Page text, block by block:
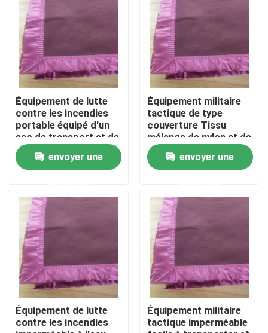
À la maison
Produits
Vidéos
Équipement de lutte
contre les incendies
portable équipé d'un
sac de transport et de
poches internes en
option envoyer une
Équipement militaire
tactique de type
couverture Tissu
mélange de nylon et de
coton revêtement
amovible pour un
nettoyage facile
envoyer une
Équipement de lutte
contre les incendies
Équipement militaire
tactique imperméable